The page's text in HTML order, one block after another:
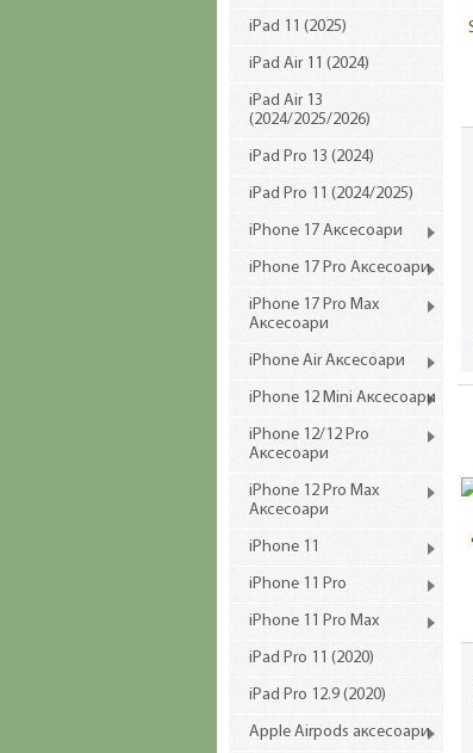
iPad 11 (2025)
iPad Air 11 (2024)
iPad Air 13
(2024/2025/2026)
iPad Pro 13 (2024)
iPad Pro 11 (2024/2025)
iPhone 17 Аксесоари
iPhone 17 Pro Аксесоари
iPhone 17 Pro Max
Аксесоари
iPhone Air Аксесоари
iPhone 12 Mini Аксесоари
iPhone 12/12 Pro
Аксесоари
iPhone 12 Pro Max
Аксесоари
iPhone 11
iPhone 11 Pro
iPhone 11 Pro Max
iPad Pro 11 (2020)
iPad Pro 12.9 (2020)
Apple Airpods аксесоари